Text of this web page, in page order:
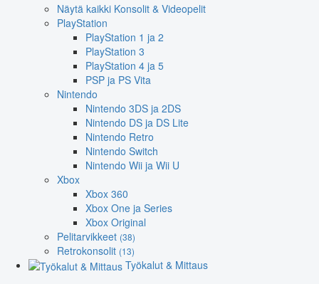
Näytä kaikki Konsolit & Videopelit
PlayStation
PlayStation 1 ja 2
PlayStation 3
PlayStation 4 ja 5
PSP ja PS Vita
Nintendo
Nintendo 3DS ja 2DS
Nintendo DS ja DS Lite
Nintendo Retro
Nintendo Switch
Nintendo Wii ja Wii U
Xbox
Xbox 360
Xbox One ja Series
Xbox Original
Pelitarvikkeet (38)
Retrokonsolit (13)
Työkalut & Mittaus